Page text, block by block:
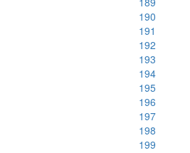
190
191
192
193
194
195
196
197
198
199